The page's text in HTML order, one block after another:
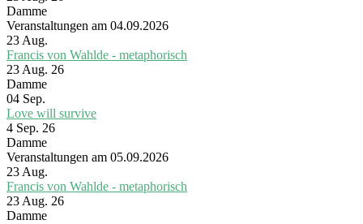
Damme
Veranstaltungen am 04.09.2026
23Aug.
Francis von Wahlde - metaphorisch
23 Aug. 26
Damme
04 Sep.
Love will survive
4 Sep. 26
Damme
Veranstaltungen am 05.09.2026
23Aug.
Francis von Wahlde - metaphorisch
23 Aug. 26
Damme